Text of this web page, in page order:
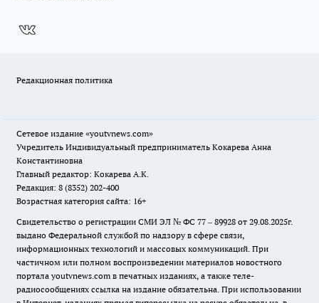
Редакционная политика
Сетевое издание «youtvnews.com»
Учредитель Индивидуальный предприниматель Кокарева Анна
Константиновна
Главный редактор: Кокарева А.К.
Редакция: 8 (8352) 202-400
Возрастная категория сайта: 16+
Свидетельство о регистрации СМИ ЭЛ № ФС 77 – 89928 от 29.08.2025г.
выдано Федеральной службой по надзору в сфере связи,
информационных технологий и массовых коммуникаций. При
частичном или полном воспроизведении материалов новостного
портала youtvnews.com в печатных изданиях, а также теле-
радиосообщениях ссылка на издание обязательна. При использовании